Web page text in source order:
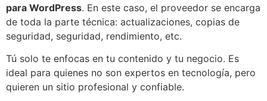
para WordPress. En este caso, el proveedor se encarga
de toda la parte técnica: actualizaciones, copias de
seguridad, seguridad, rendimiento, etc.
Tú solo te enfocas en tu contenido y tu negocio. Es
ideal para quienes no son expertos en tecnología, pero
quieren un sitio profesional y confiable.